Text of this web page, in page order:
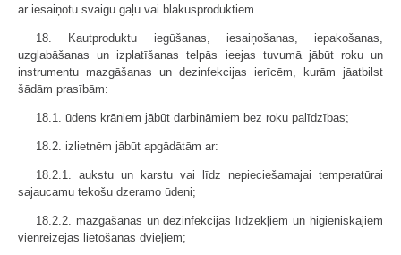
ar iesaiņotu svaigu gaļu vai blakusproduktiem.
18. Kautproduktu iegūšanas, iesaiņošanas, iepakošanas,
uzglabāšanas un izplatīšanas telpās ieejas tuvumā jābūt roku un
instrumentu mazgāšanas un dezinfekcijas ierīcēm, kurām jāatbilst
šādām prasībām:
18.1. ūdens krāniem jābūt darbināmiem bez roku palīdzības;
18.2. izlietnēm jābūt apgādātām ar:
18.2.1. aukstu un karstu vai līdz nepieciešamajai temperatūrai
sajaucamu tekošu dzeramo ūdeni;
18.2.2. mazgāšanas un dezinfekcijas līdzekļiem un higiēniskajiem
vienreizējās lietošanas dvieļiem;